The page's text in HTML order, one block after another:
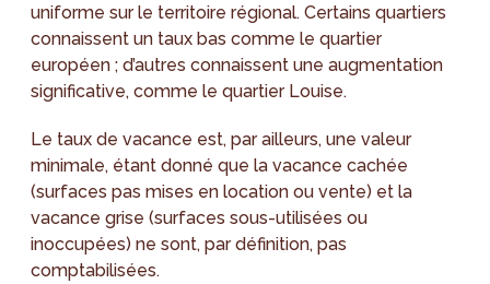
uniforme sur le territoire régional. Certains quartiers
connaissent un taux bas comme le quartier
européen ; d’autres connaissent une augmentation
significative, comme le quartier Louise.
Le taux de vacance est, par ailleurs, une valeur
minimale, étant donné que la vacance cachée
(surfaces pas mises en location ou vente) et la
vacance grise (surfaces sous-utilisées ou
inoccupées) ne sont, par définition, pas
comptabilisées.